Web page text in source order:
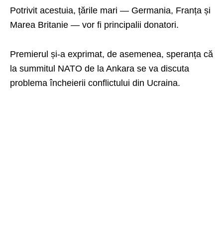
Potrivit acestuia, țările mari — Germania, Franța și
Marea Britanie — vor fi principalii donatori.
Premierul și-a exprimat, de asemenea, speranța că
la summitul NATO de la Ankara se va discuta
problema încheierii conflictului din Ucraina.